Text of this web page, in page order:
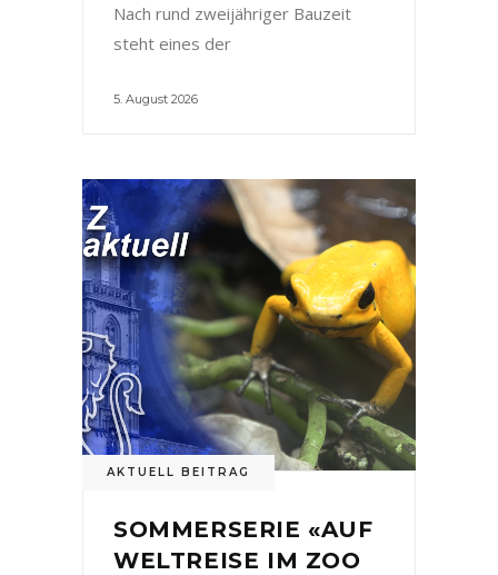
Nach rund zweijähriger Bauzeit
steht eines der
5. August 2026
AKTUELL BEITRAG
SOMMERSERIE «AUF
WELTREISE IM ZOO